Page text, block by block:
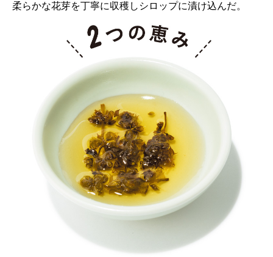
柔らかな花芽を丁寧に収穫しシロップに漬け込んだ。